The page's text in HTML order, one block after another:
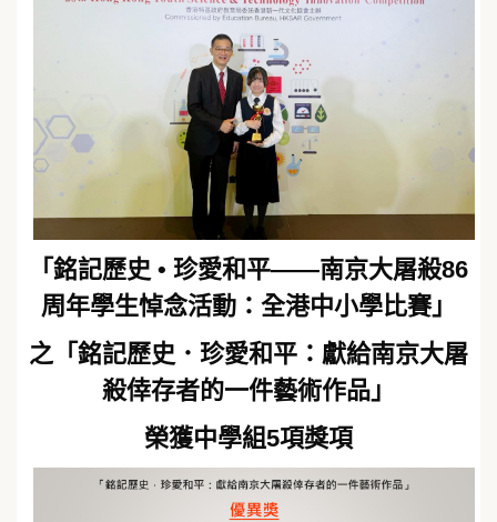
「銘記歷史 • 珍愛和平——南京大屠殺86
周年學生悼念活動：全港中小學比賽」
之「銘記歷史．珍愛和平：獻給南京大屠
殺倖存者的一件藝術作品」
榮獲中學組5項獎項